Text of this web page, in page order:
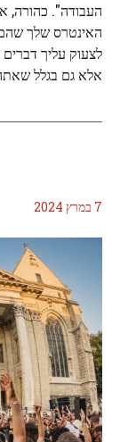
העבודה". כהורה,
האינטרס שלך
לצעוק עליך
אלא גם בגלל
7 במרץ 2024